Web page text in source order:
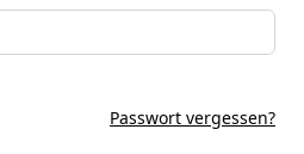
Passwort vergessen?